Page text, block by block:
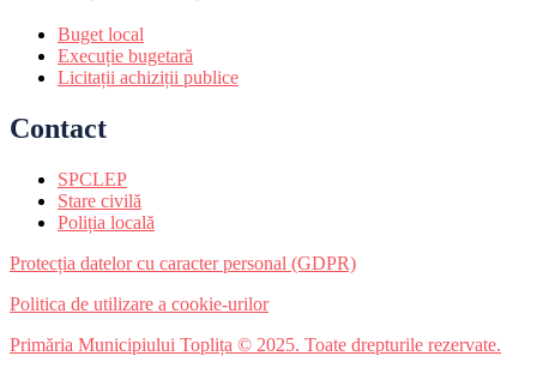
Buget local
Execuție bugetară
Licitații achiziții publice
Contact
SPCLEP
Stare civilă
Poliția locală
Protecția datelor cu caracter personal (GDPR)
Politica de utilizare a cookie-urilor
Primăria Municipiului Toplița © 2025. Toate drepturile rezervate.